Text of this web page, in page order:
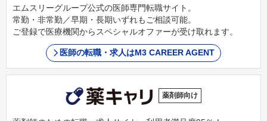
エムスリーグループ公式の医師専門転職サイト。
常勤・非常勤／早期・長期いずれもご相談可能。
ご登録で医療機関からスペシャルオファーが受け取れます。
医師の転職・求人はM3 CAREER AGENT
薬剤師向け